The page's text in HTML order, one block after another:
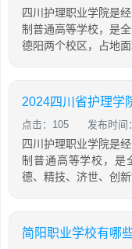
四川护理职业学院是
制普通高等学校，是
德阳两个校区，占地
2024四川省护理学
点击：105 发布时间
四川护理职业学院是
制普通高等学校，是
德、精技、济世、创新
简阳职业学校有哪